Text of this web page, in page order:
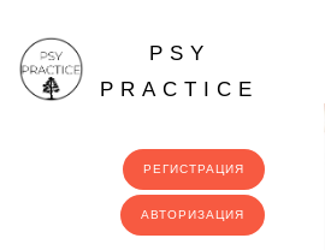
PSY
PRACTICE
РЕГИСТРАЦИЯ
АВТОРИЗАЦИЯ